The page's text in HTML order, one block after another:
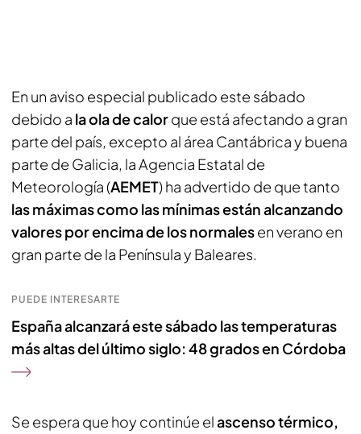
En un aviso especial publicado este sábado
debido a la ola de calorque está afectando a gran
parte del país, excepto al área Cantábrica y buena
parte de Galicia, la Agencia Estatal de
Meteorología (AEMET) ha advertido de que tanto
las máximas como las mínimas están alcanzando
valores por encima de los normalesen verano en
gran parte de la Península y Baleares.
PUEDE INTERESARTE
España alcanzará este sábado las temperaturas
más altas del último siglo: 48 grados en Córdoba
Se espera que hoy continúe elascenso térmico,